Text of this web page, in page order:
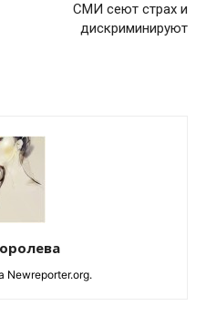
СМИ сеют страх и
дискриминируют
Newreporter.org.